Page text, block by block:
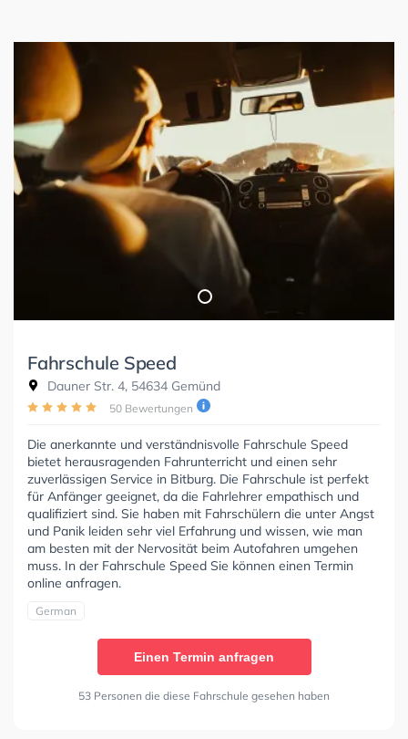
Fahrschule Speed
Dauner Str. 4, 54634 Gemünd
50 Bewertungen
Die anerkannte und verständnisvolle Fahrschule Speed
bietet herausragenden Fahrunterricht und einen sehr
zuverlässigen Service in Bitburg. Die Fahrschule ist perfekt
für Anfänger geeignet, da die Fahrlehrer empathisch und
qualifiziert sind. Sie haben mit Fahrschülern die unter Angst
und Panik leiden sehr viel Erfahrung und wissen, wie man
am besten mit der Nervosität beim Autofahren umgehen
muss. In der Fahrschule Speed Sie können einen Termin
online anfragen.
German
Einen Termin anfragen
53 Personen die diese Fahrschule gesehen haben